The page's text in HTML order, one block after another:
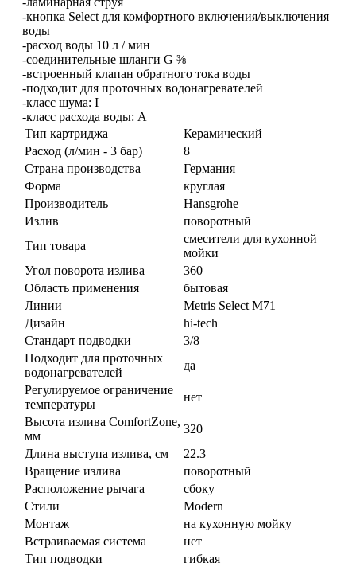
-кнопка Select для комфортного включения/выключения
воды
-расход воды 10 л / мин
-соединительные шланги G ⅜
-встроенный клапан обратного тока воды
-подходит для проточных водонагревателей
-класс шума: I
-класс расхода воды: A
Тип картриджа
Керамический
Расход (л/мин - 3 бар)
8
Страна производства
Германия
Форма
круглая
Производитель
Hansgrohe
Излив
поворотный
Тип товара
смесители для кухонной
мойки
Угол поворота излива
360
Область применения
бытовая
Линии
Metris Select M71
Дизайн
hi-tech
Стандарт подводки
3/8
Подходит для проточных
водонагревателей
да
Регулируемое ограничение
температуры
нет
Высота излива ComfortZone,
мм
320
Длина выступа излива, см
22.3
Вращение излива
поворотный
Расположение рычага
сбоку
Стили
Modern
Монтаж
на кухонную мойку
Встраиваемая система
нет
Тип подводки
гибкая